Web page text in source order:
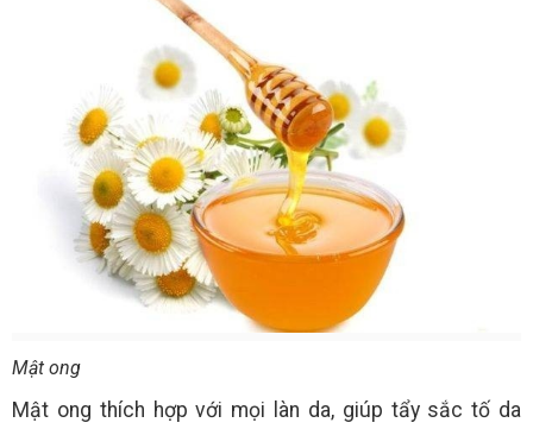
Mật ong
Mật ong thích hợp với mọi làn da, giúp tẩy sắc tố da